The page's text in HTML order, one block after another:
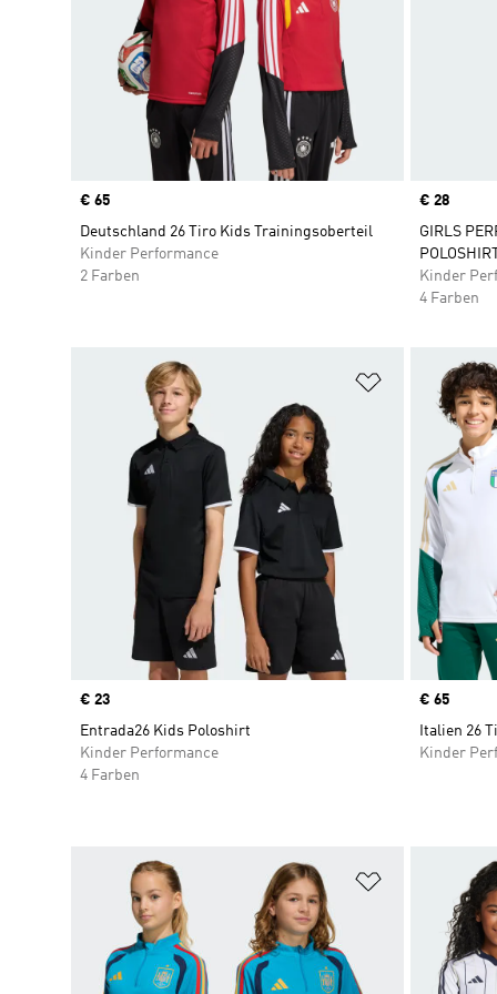
Price
€ 65
Deutschland 26 Tiro Kids Trainingsoberteil
Kinder Performance
2 Farben
Price
€ 28
GIRLS
POLOSHIRT
Kinder
4 Farben
Zur
Price
€ 23
Entrada26 Kids Poloshirt
Kinder Performance
4 Farben
Price
€ 65
Italien 26
Kinder
Zur